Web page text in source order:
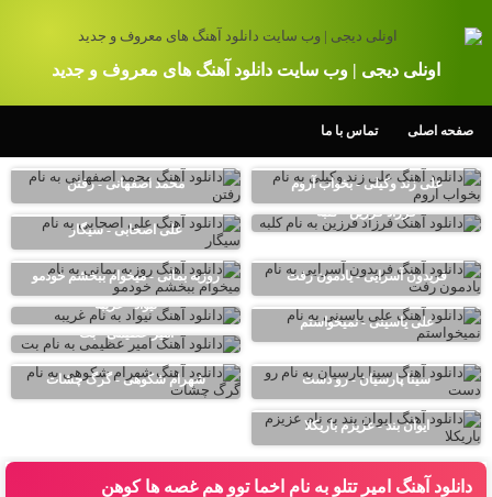
اونلی دیجی | وب سایت دانلود آهنگ های معروف و جدید
صفحه اصلی تماس با ما
علی زند وکیلی - بخواب آروم
محمد اصفهانی - رفتن
فرزاد فرزین - کلبه
علی اصحابی - سیگار
فریدون آسرایی - یادمون رفت روزبه بمانی - میخوام ببخشم خودمو
علی یاسینی - نمیخواستم
نیواد - غریبه
امیر عظیمی - بت
سینا پارسیان - رو دست شهرام شکوهی - گرگ چشات
ایوان بند - عزیزم باریکلا
دانلود آهنگ امیر تتلو به نام اخما توو هم غصه ها کوهن